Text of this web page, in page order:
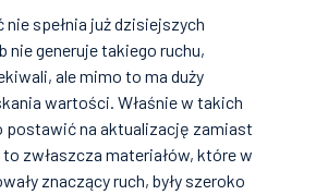
nie spełnia już dzisiejszych
nie generuje takiego ruchu,
ale mimo to ma duży
wartości. Właśnie w takich
postawić na aktualizację zamiast
zwłaszcza materiałów, które w
znaczący ruch, były szeroko